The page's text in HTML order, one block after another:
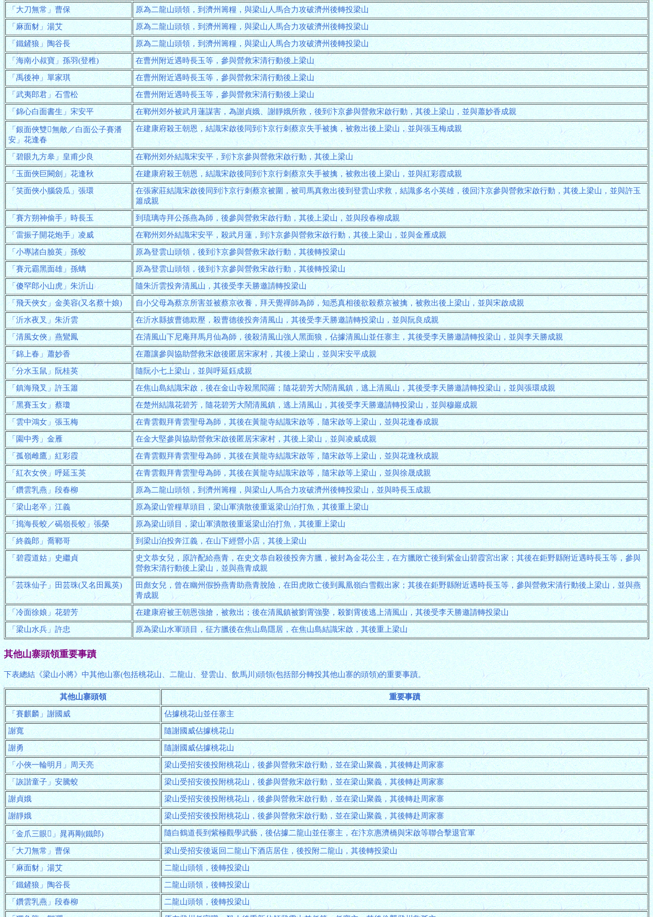
「大刀無常」曹保 原為二龍山頭領，到濟州籌糧，與梁山人馬合力攻破濟州後轉投梁山
「麻面豺」湯艾 原為二龍山頭領，到濟州籌糧，與梁山人馬合力攻破濟州後轉投梁山
「鐵鏟狼」陶谷長 原為二龍山頭領，到濟州籌糧，與梁山人馬合力攻破濟州後轉投梁山
「海南小叔寶」孫羽(登稚) 在曹州附近遇時長玉等，參與營救宋清行動後上梁山
「禹後神」單家琪 在曹州附近遇時長玉等，參與營救宋清行動後上梁山
「武夷郎君」石雪松 在曹州附近遇時長玉等，參與營救宋清行動後上梁山
「錦心白面書生」宋安平 在鄆州郊外被武月蓮謀害，為謝貞娥、謝靜娥所救，後到汴京參與營救宋啟行動，其後上梁山，並與蕭妙香成親
「銀面俠雙無敵／白面公子賽潘
安」花逢春
在建康府殺王朝恩，結識宋啟後同到汴京行刺蔡京失手被擒，被救出後上梁山，並與張玉梅成親
「碧眼九方皋」皇甫少良 在鄆州郊外結識宋安平，到汴京參與營救宋啟行動，其後上梁山
「玉面俠巨闕劍」花逢秋 在建康府殺王朝恩，結識宋啟後同到汴京行刺蔡京失手被擒，被救出後上梁山，並與紅彩霞成親
「笑面俠小腦袋瓜」張環
在張家莊結識宋啟後同到汴京行刺蔡京被圍，被司馬真救出後到登雲山求救，結識多名小英雄，後回汴京參與營救宋啟行動，其後上梁山，並與許玉
簫成親
「賽方朔神偷手」時長玉 到琉璃寺拜公孫燕為師，後參與營救宋啟行動，其後上梁山，並與段春柳成親
「雷振子開花炮手」凌威 在鄆州郊外結識宋安平，殺武月蓮，到汴京參與營救宋啟行動，其後上梁山，並與金雁成親
「小專諸白臉英」孫蛟 原為登雲山頭領，後到汴京參與營救宋啟行動，其後轉投梁山
「賽元霸黑面雄」孫螭 原為登雲山頭領，後到汴京參與營救宋啟行動，其後轉投梁山
「傻罕郎小山虎」朱沂山 隨朱沂雲投奔清風山，其後受李天勝邀請轉投梁山
「飛天俠女」金美容(又名蔡十娘) 自小父母為蔡京所害並被蔡京收養，拜天覺禪師為師，知悉真相後欲殺蔡京被擒，被救出後上梁山，並與宋啟成親
「沂水夜叉」朱沂雲 在沂水縣披曹德欺壓，殺曹德後投奔清風山，其後受李天勝邀請轉投梁山，並與阮良成親
「清風女俠」燕鸞鳳 在清風山下尼庵拜馬月仙為師，後殺清風山強人黑面狼，佔據清風山並任寨主，其後受李天勝邀請轉投梁山，並與李天勝成親
「錦上春」蕭妙香 在蕭讓參與協助營救宋啟後匿居宋家村，其後上梁山，並與宋安平成親
「分水玉鼠」阮桂英 隨阮小七上梁山，並與呼延鈺成親
「鎮海飛叉」許玉簫 在焦山島結識宋啟，後在金山寺殺黑閻羅；隨花碧芳大鬧清風鎮，逃上清風山，其後受李天勝邀請轉投梁山，並與張環成親
「黑賽玉女」蔡瓊 在楚州結識花碧芳，隨花碧芳大鬧清風鎮，逃上清風山，其後受李天勝邀請轉投梁山，並與穆巖成親
「雲中鴻女」張玉梅 在青雲觀拜青雲聖母為師，其後在黃龍寺結識宋啟等，隨宋啟等上梁山，並與花逢春成親
「園中秀」金雁 在金大堅參與協助營救宋啟後匿居宋家村，其後上梁山，並與凌威成親
「孤嶺雌鷹」紅彩霞 在青雲觀拜青雲聖母為師，其後在黃龍寺結識宋啟等，隨宋啟等上梁山，並與花逢秋成親
「紅衣女俠」呼延玉英 在青雲觀拜青雲聖母為師，其後在黃龍寺結識宋啟等，隨宋啟等上梁山，並與徐晟成親
「鑽雲乳燕」段春柳 原為二龍山頭領，到濟州籌糧，與梁山人馬合力攻破濟州後轉投梁山，並與時長玉成親
「梁山老卒」江義 原為梁山管糧草頭目，梁山軍潰散後重返梁山泊打魚，其後重上梁山
「搗海長蛟／碣嶺長蛟」張榮 原為梁山頭目，梁山軍潰散後重返梁山泊打魚，其後重上梁山
「終義郎」喬鄆哥 到梁山泊投奔江義，在山下經營小店，其後上梁山
「碧霞道姑」史繼貞
史文恭女兒，原許配給燕青，在史文恭自殺後投奔方臘，被封為金花公主，在方臘敗亡後到紫金山碧霞宮出家；其後在鉅野縣附近遇時長玉等，參與
營救宋清行動後上梁山，並與燕青成親
「芸珠仙子」田芸珠(又名田鳳英)
田彪女兒，曾在幽州假扮燕青助燕青脫險，在田虎敗亡後到鳳凰嶺白雪觀出家；其後在鉅野縣附近遇時長玉等，參與營救宋清行動後上梁山，並與燕
青成親
「冷面徐娘」花碧芳 在建康府被王朝恩強搶，被救出；後在清風鎮被劉霄強娶，殺劉霄後逃上清風山，其後受李天勝邀請轉投梁山
「梁山水兵」許忠 原為梁山水軍頭目，征方臘後在焦山島隱居，在焦山島結識宋啟，其後重上梁山
其他山寨頭領重要事蹟
下表總結《梁山小將》中其他山寨(包括桃花山、二龍山、登雲山、飲馬川)頭領(包括部分轉投其他山寨的頭領)的重要事蹟。
其他山寨頭領 重要事蹟
「賽麒麟」謝國威 佔據桃花山並任寨主
謝寬 隨謝國威佔據桃花山
謝勇 隨謝國威佔據桃花山
「小俠一輪明月」周天亮 梁山受招安後投附桃花山，後參與營救宋啟行動，並在梁山聚義，其後轉赴周家寨
「詼諧童子」安騰蛟 梁山受招安後投附桃花山，後參與營救宋啟行動，並在梁山聚義，其後轉赴周家寨
謝貞娥 梁山受招安後投附桃花山，後參與營救宋啟行動，並在梁山聚義，其後轉赴周家寨
謝靜娥 梁山受招安後投附桃花山，後參與營救宋啟行動，並在梁山聚義，其後轉赴周家寨
「金爪三眼」晁再剛(鐵郎) 隨白鶴道長到紫極觀學武藝，後佔據二龍山並任寨主，在汴京惠濟橋與宋啟等聯合擊退官軍
「大刀無常」曹保 梁山受招安後返回二龍山下酒店居住，後投附二龍山，其後轉投梁山
「麻面豺」湯艾 二龍山頭領，後轉投梁山
「鐵鏟狼」陶谷長 二龍山頭領，後轉投梁山
「鑽雲乳燕」段春柳 二龍山頭領，後轉投梁山